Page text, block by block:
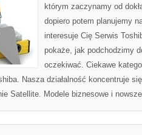
którym zaczynamy od
dopiero potem planujemy
interesuje Cię Serwis
pokaże, jak podchodzimy
oczekiwać. Ciekawe
Nasza działalność koncentruje
Satellite. Modele biznesowe i